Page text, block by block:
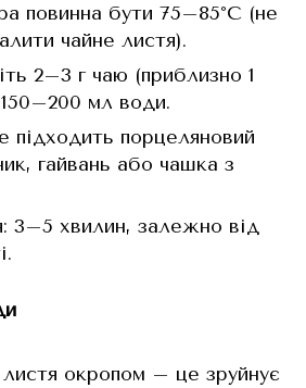
повинна бути 75–85°C (не
чайне листя).
2–3 г чаю (приблизно 1
мл води.
порцеляновий
гайвань або чашка з
3–5 хвилин, залежно від
окропом – це зруйнує